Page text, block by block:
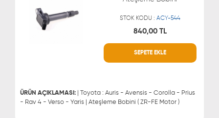
STOK KODU : ACY-544
840,00 TL
SEPETE EKLE
ÜRÜN AÇIKLAMASI: | Toyota : Auris - Avensis - Corolla - Prius
- Rav 4 - Verso - Yaris | Ateşleme Bobini ( ZR-FE Motor )
MÜŞTERİ HİZMETLERİ